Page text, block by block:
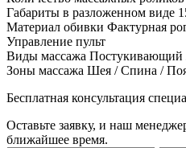
Габариты в разложенном виде
Материал обивки Фактурная
Управление пульт
Виды массажа Постукивающий
Зоны массажа Шея / Спина /
Бесплатная консультация
Оставьте заявку, и наш
ближайшее время.